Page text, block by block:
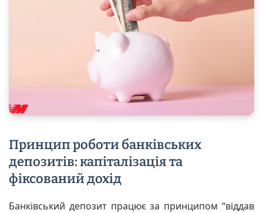
Принцип роботи банківських
депозитів: капіталізація та
фіксований дохід
Банківський депозит працює за принципом “віддав